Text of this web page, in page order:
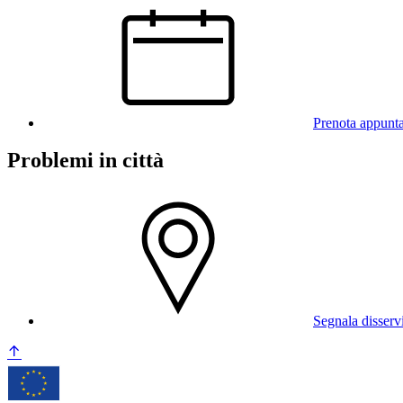
Prenota
Problemi in città
Segnala